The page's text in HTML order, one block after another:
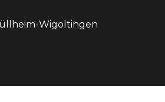
Wigoltingen